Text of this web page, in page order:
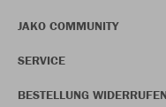
JAKO COMMUNITY
SERVICE
BESTELLUNG WIDERRUFEN